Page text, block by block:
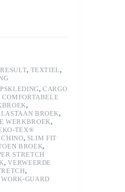
RESULT, TEXTIEL,
,CARGO
COMFORTABELE
,
BROEK,
WERKBROEK,
TEX®
, SLIM FIT
BROEK,
STRETCH
,VERWEERDE
,
WORK-GUARD